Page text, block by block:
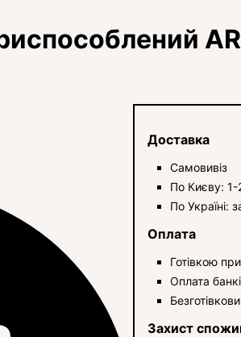
Доставка
Самовивіз
По Києву: 1-
По Україні:
Оплата
Готівкою
Оплата
Захист